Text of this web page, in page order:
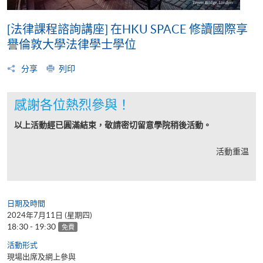
[法律課程諮詢講座] 在HKU SPACE 修讀國際享
譽倫敦大學法律學士學位
分享 列印
感謝各位熱烈參與！
以上活動經已圓滿結束，敬請密切留意學院稍後活動。
活動重温
日期及時間
2024年7月11日 (星期四)
18:30 - 19:30 免費
活動形式
現場出席及網上參與